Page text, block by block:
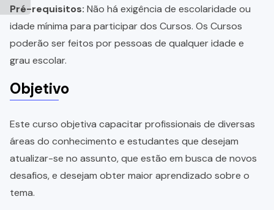
Pré-requisitos: Não há exigência de escolaridade ou
idade mínima para participar dos Cursos. Os Cursos
poderão ser feitos por pessoas de qualquer idade e
grau escolar.
Objetivo
Este curso objetiva capacitar profissionais de diversas
áreas do conhecimento e estudantes que desejam
atualizar-se no assunto, que estão em busca de novos
desafios, e desejam obter maior aprendizado sobre o
tema.